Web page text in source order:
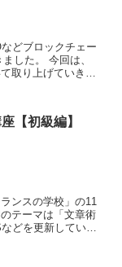
今回は、
取り上げていきま
【初級編】